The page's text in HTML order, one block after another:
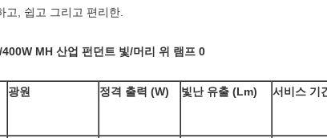
고, 쉽고 그리고 편리한.
광원 정격 출력 (W) 빛난 유출 (Lm) 서비스 기